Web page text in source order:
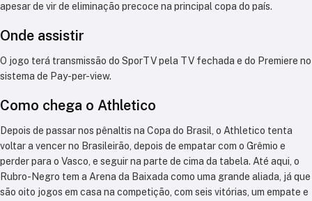
apesar de vir de eliminação precoce na principal copa do país.
Onde assistir
O jogo terá transmissão do SporTV pela TV fechada e do Premiere no
sistema de Pay-per-view.
Como chega o Athletico
Depois de passar nos pênaltis na Copa do Brasil, o Athletico tenta
voltar a vencer no Brasileirão, depois de empatar com o Grêmio e
perder para o Vasco, e seguir na parte de cima da tabela. Até aqui, o
Rubro-Negro tem a Arena da Baixada como uma grande aliada, já que
são oito jogos em casa na competição, com seis vitórias, um empate e